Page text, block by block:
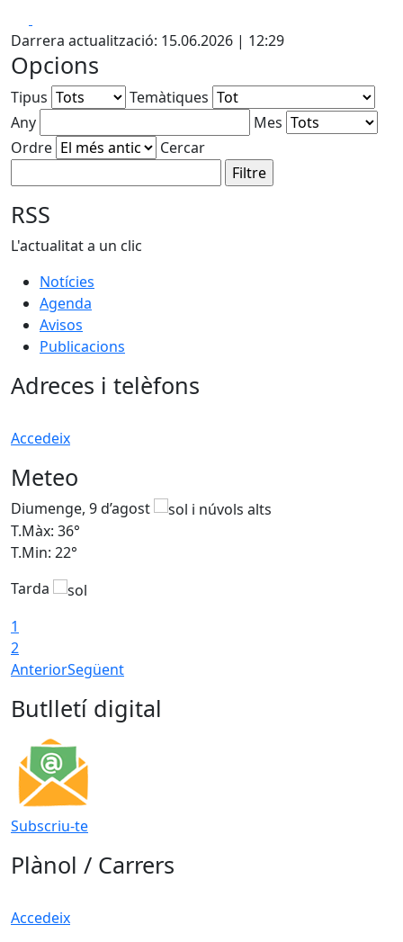
Darrera actualització: 15.06.2026 | 12:29
Opcions
Tipus
Temàtiques
Any
Mes
Ordre
Cercar
RSS
L'actualitat a un clic
Notícies
Agenda
Avisos
Publicacions
Adreces i telèfons
Accedeix
Meteo
Diumenge, 9 d’agost
T.Màx: 36°
T.Min: 22°
Tarda
1
2
AnteriorSegüent
Butlletí digital
Subscriu-te
Plànol / Carrers
Accedeix